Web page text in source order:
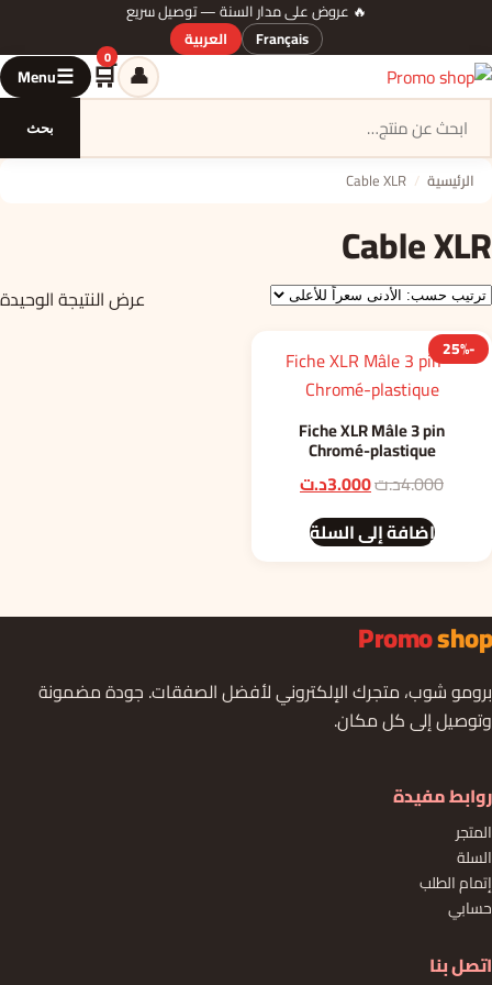
🔥 عروض على مدار السنة — توصيل سريع
Français
العربية
بحث
👤
🛒
السلة
0
☰
Menu
الرئيسية /
Cable XLR
عرض النتيجة الوحيدة
-25%
Fiche XLR Mâle 3 pin
Chromé-plastique
4.000د.تالسعر
الأصلي
هو:
4.000د.ت.
3.000د.تالسعر
3.000د.ت.
إضافة إلى السلة
Promoshop
برومو شوب، متجرك الإلكتروني لأفضل الصفقات. جودة مضمونة
وتوصيل إلى كل مكان.
روابط مفيدة
المتجر
السلة
إتمام الطلب
حسابي
اتصل بنا